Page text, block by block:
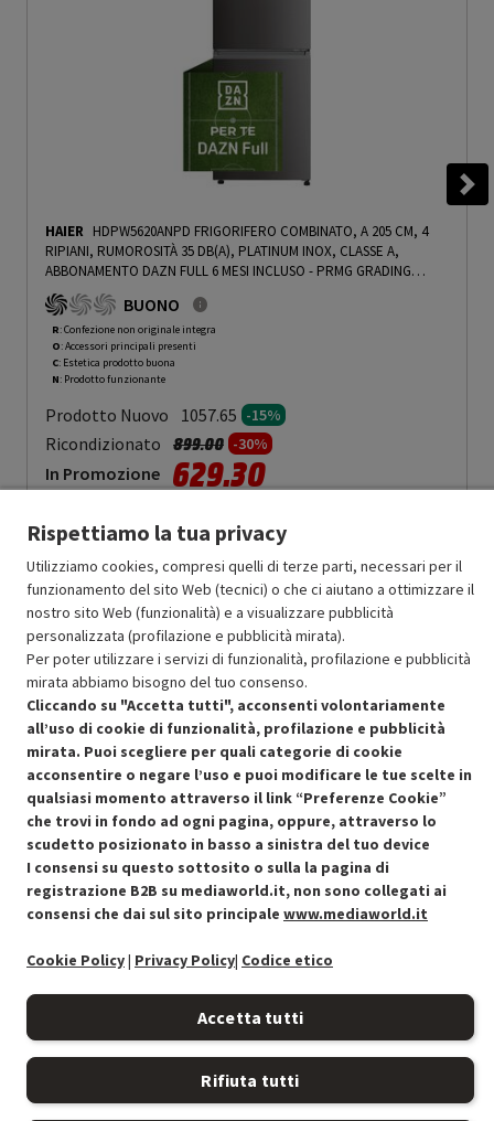
HAIER HDPW5620ANPD FRIGORIFERO COMBINATO, A 205 CM, 4
RIPIANI, RUMOROSITÀ 35 DB(A), PLATINUM INOX, CLASSE A,
ABBONAMENTO DAZN FULL 6 MESI INCLUSO - PRMG GRADING
ROCN - 15%
BUONO
R: Confezione non originale integra
O: Accessori principali presenti
C: Estetica prodotto buona
N: Prodotto funzionante
Prodotto Nuovo 1057.65 -15%
Ricondizionato Prezzo ridotto da
899.00a-30%
In Promozione 629.30
Aggiungi al carrello
SCONTO RICONDIZIONATI
Approfitta dello sconto del 30% sul prodotto ricondizionato.
Condizioni generali di vendita
Cookie Policy
Preferenze cookie
Accessibilità
Recedere dal contratto qui
Rispettiamo la tua privacy
Utilizziamo cookies, compresi quelli di terze parti, necessari per il
funzionamento del sito Web (tecnici) o che ci aiutano a ottimizzare il
nostro sito Web (funzionalità) e a visualizzare pubblicità
personalizzata (profilazione e pubblicità mirata).
Per poter utilizzare i servizi di funzionalità, profilazione e pubblicità
mirata abbiamo bisogno del tuo consenso.
Cliccando su "Accetta tutti", acconsenti volontariamente
all’uso di cookie di funzionalità, profilazione e pubblicità
mirata. Puoi scegliere per quali categorie di cookie
acconsentire o negare l’uso e puoi modificare le tue scelte in
qualsiasi momento attraverso il link “Preferenze Cookie”
che trovi in fondo ad ogni pagina, oppure, attraverso lo
scudetto posizionato in basso a sinistra del tuo device
I consensi su questo sottosito o sulla la pagina di
registrazione B2B su mediaworld.it, non sono collegati ai
consensi che dai sul sito principale www.mediaworld.it
Cookie Policy| Privacy Policy| Codice etico
Accetta tutti
Rifiuta tutti